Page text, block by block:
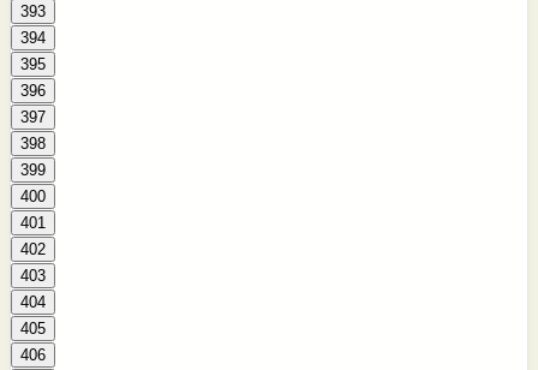
393
394
395
396
397
398
399
400
401
402
403
404
405
406